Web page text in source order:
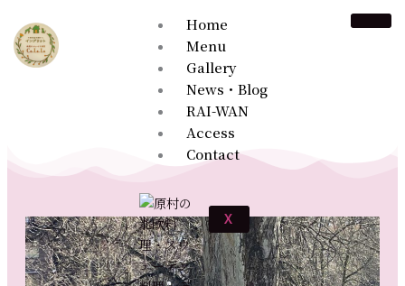
Home
Menu
Gallery
News・Blog
RAI-WAN
Access
Contact
X